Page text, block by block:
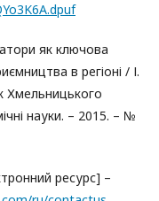
як ключова
в регіоні / І.
Хмельницького
науки. – 2015. – №
ресурс] –